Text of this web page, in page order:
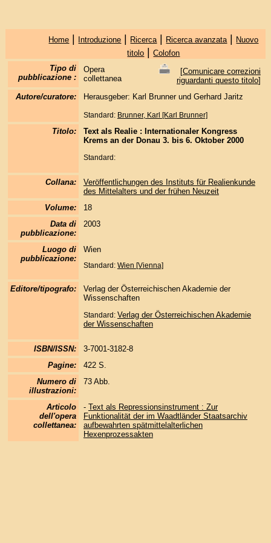
Home | Introduzione | Ricerca | Ricerca avanzata | Nuovo
titolo |Colofon
Tipo di
pubblicazione :
Opera
collettanea
[Comunicare correzioni
riguardanti questo titolo]
Autore/curatore:
Herausgeber: Karl Brunner und Gerhard Jaritz
Standard: Brunner, Karl [Karl Brunner]
Titolo:
Text als Realie : Internationaler Kongress
Krems an der Donau 3. bis 6. Oktober 2000
Standard:
Collana:
Veröffentlichungen des Instituts für Realienkunde
des Mittelalters und der frühen Neuzeit
Volume:
18
Data di
pubblicazione:
2003
Luogo di
pubblicazione:
Wien
Standard: Wien [Vienna]
Editore/tipografo:
Verlag der Österreichischen Akademie der
Wissenschaften
Standard: Verlag der Österreichischen Akademie
der Wissenschaften
ISBN/ISSN:
3-7001-3182-8
Pagine:
422 S.
Numero di
illustrazioni:
73 Abb.
Articolo
dell'opera
collettanea:
- Text als Repressionsinstrument : Zur
Funktionalität der im Waadtländer Staatsarchiv
aufbewahrten spätmittelalterlichen
Hexenprozessakten